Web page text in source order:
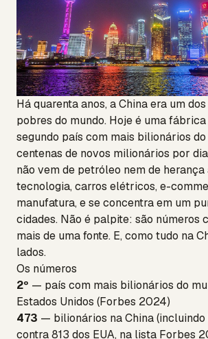
Há quarenta anos, a China era um
pobres do mundo. Hoje é uma
segundo país com mais bilionários
centenas de novos milionários por
não vem de petróleo nem de
tecnologia, carros elétricos, e-
manufatura, e se concentra em um
cidades. Não é palpite: são números
mais de uma fonte. E, como tudo na
lados.
Os números
2º — país com mais bilionários do
Estados Unidos (Forbes 2024)
473 — bilionários na China (incluindo
contra 813 dos EUA, na lista Forbes